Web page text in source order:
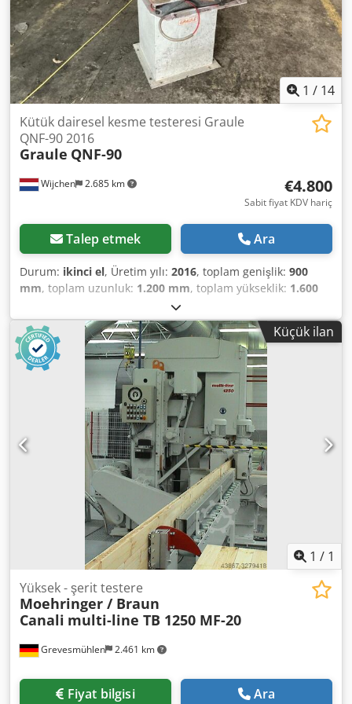
1 / 14
Wijchen 2.685 km
Kütük dairesel kesme testeresi Graule
QNF-90 2016
Graule QNF-90
€4.800
Sabit fiyat KDV hariç
Talep etmek Ara
Durum: ikinci el, Üretim yılı: 2016, toplam genişlik: 900
mm, toplam uzunluk: 1.200 mm, toplam yükseklik: 1.600
, Renk: Gri Ağırlık: 300 kg Dcedpoym Um Dsfx Amgek -
Üretim yılı: 2016 - Belgelendirme mevcut: Hayır - CE
sertifikası mevcut: Hayır - Seri numarası: 7/26 - Maks.
kesme yüksekliği [mm]: 110 - 90°'de maks. kesme genişliği
[mm]: 290 - Gerilim [V]: 400 - Akım tüketimi [A]: 6,5 -
Sigorta [A]: 16 - Taşıma ölçüleri: 1200mm x 900mm x
1600mm (u x g x y) - Taşıma ağırlığı [kg]: 300kg - Taşıma
paketleri [Adet]: 1 Finansal bilgiler KDV: Belirtilen fiyat KDV
hariçtir KDV/Farklı Vergilendirme: KDV, işletmeler için
indirilebilir Endüstri alanındaki tüm ekipmanlar için
teslimat ve takas her zaman mümkündür. Yorick Diebels
Küçük ilan
1 / 1
Grevesmühlen 2.461 km
Yüksek - şerit testere
Moehringer / Braun
Canali multi-line TB 1250 MF-20
Fiyat bilgisi Ara